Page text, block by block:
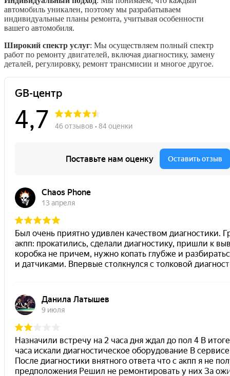
автомобиль уникален, поэтому мы разрабатываем
индивидуальные планы ремонта, учитывая особенности
вашего автомобиля.
Широкий спектр услуг: Мы осуществляем полный спектр
работ по ремонту двигателей, включая диагностику, замену
деталей, регулировку, ремонт трансмисии и многое другое.